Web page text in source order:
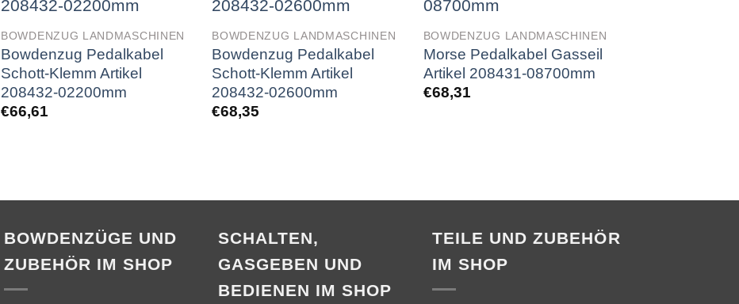
BOWDENZUG LANDMASCHINEN
Bowdenzug Pedalkabel
Schott-Klemm Artikel
208432-02200mm
€66,61
BOWDENZUG LANDMASCHINEN
Bowdenzug Pedalkabel
Schott-Klemm Artikel
208432-02600mm
€68,35
BOWDENZUG LANDMASCHINEN
Morse Pedalkabel Gasseil
Artikel 208431-08700mm
€68,31
BOWDENZÜGE UND
ZUBEHÖR IM SHOP
SCHALTEN,
GASGEBEN UND
BEDIENEN IM SHOP
TEILE UND ZUBEHÖR
IM SHOP